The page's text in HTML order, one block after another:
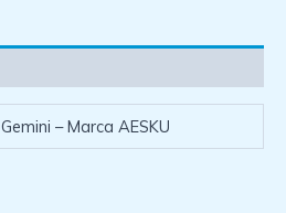
Gemini – Marca AESKU